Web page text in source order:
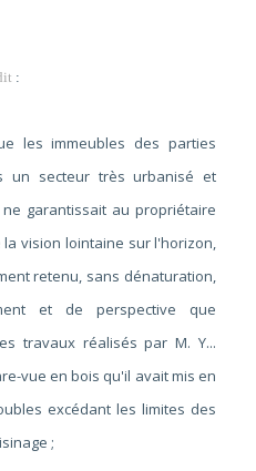
:
les immeubles des parties
un secteur très urbanisé et
garantissait au propriétaire
vision lointaine sur l'horizon,
retenu, sans dénaturation,
et de perspective que
travaux réalisés par M. Y...
vue en bois qu'il avait mis en
excédant les limites des
;